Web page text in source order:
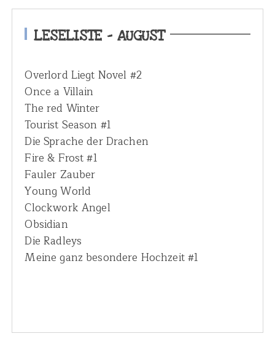
c
h
f
r
:
LESELISTE – AUGUST
Overlord Liegt Novel #2
Once a Villain
The red Winter
Tourist Season #1
Die Sprache der Drachen
Fire & Frost #1
Fauler Zauber
Young World
Clockwork Angel
Obsidian
Die Radleys
Meine ganz besondere Hochzeit #1